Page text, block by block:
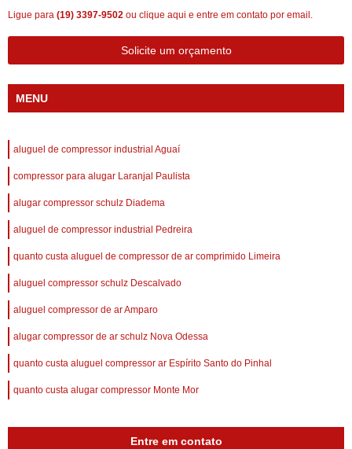
Ligue para (19) 3397-9502 ou clique aqui e entre em contato por email.
Solicite um orçamento
MENU
aluguel de compressor industrial Aguaí
compressor para alugar Laranjal Paulista
alugar compressor schulz Diadema
aluguel de compressor industrial Pedreira
quanto custa aluguel de compressor de ar comprimido Limeira
aluguel compressor schulz Descalvado
aluguel compressor de ar Amparo
alugar compressor de ar schulz Nova Odessa
quanto custa aluguel compressor ar Espírito Santo do Pinhal
quanto custa alugar compressor Monte Mor
Entre em contato